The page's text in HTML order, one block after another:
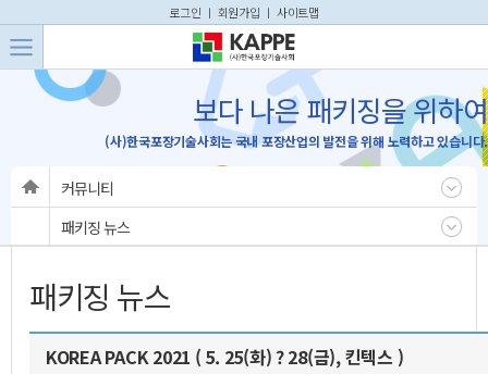
로그인 ㅣ 회원가입 ㅣ 사이트맵
보다 나은 패키징을 위하여
(사)한국포장기술사회는 국내 포장산업의 발전을 위해 노력하고 있습니다.
커뮤니티
패키징 뉴스
패키징 뉴스
KOREA PACK 2021 ( 5. 25(화) ? 28(금), 킨텍스 )